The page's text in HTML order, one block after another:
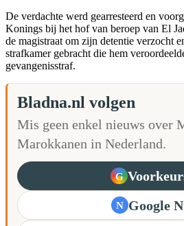
De verdachte werd gearresteerd en
Konings bij het hof van beroep van El
de magistraat om zijn detentie verzocht
strafkamer gebracht die hem
gevangenisstraf.
Bladna.nl volgen
Mis geen enkel nieuws over
Marokkanen in Nederland.
G
N Google